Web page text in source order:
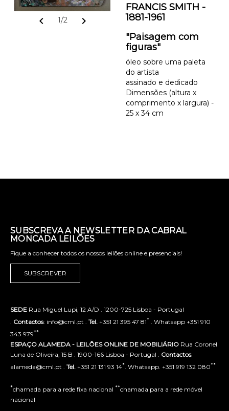
chevron_left 1/2 chevron_right
FRANCIS SMITH -
1881-1961
"Paisagem com
figuras"
óleo sobre uma paleta
do artista
assinado e dedicado
Dimensões (altura x
comprimento x largura) -
25 x 34 cm
SUBSCREVA A NEWSLETTER DA CABRAL
MONCADA LEILÕES
Fique a conhecer todos os nossos leilões online e presenciais!
SUBSCREVER
SEDE Rua Miguel Lupi, 12 A/D . 1200-725 Lisboa - Portugal
Contactos: info@cml.pt . Tel. +351 21 395 47 81* . Whatsapp +351 910
343 979**
ESPAÇO ALAMEDA - LEILÕES ONLINE DE MOBILIÁRIO Rua Coronel
Luna de Oliveira, 15 B . 1900-166 Lisboa - Portugal . Contactos:
alameda@cml.pt . Tel. +351 21 131 93 14* . Whatsapp. +351 919 132 080**
*chamada para a rede fixa nacional **chamada para a rede móvel
nacional